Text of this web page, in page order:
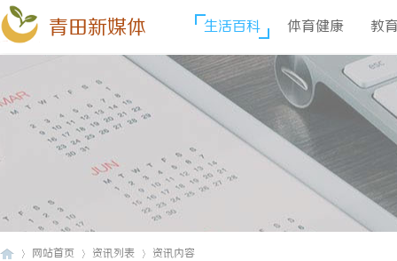
青田新媒体 生活百科 体育健康 教
网站首页 资讯列表 资讯内容